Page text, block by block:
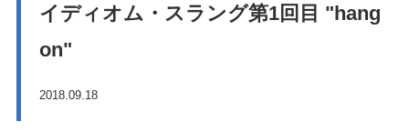
イディオム・スラング第1回目 "hang
on"
2018.09.18